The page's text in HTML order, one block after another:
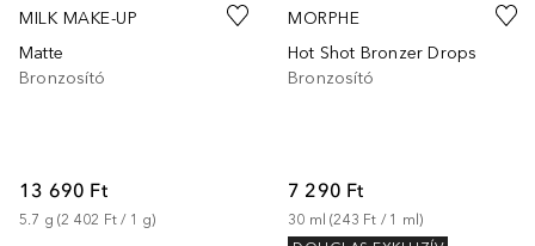
MILK MAKE-UP
Matte
Bronzosító
13 690 Ft
5.7 g (2 402 Ft / 1 g)
MORPHE
Hot Shot Bronzer Drops
Bronzosító
7 290 Ft
30 ml (243 Ft / 1 ml)